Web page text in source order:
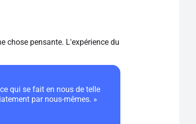
chose pensante. L'expérience du
qui se fait en nous de telle
par nous-mêmes. »